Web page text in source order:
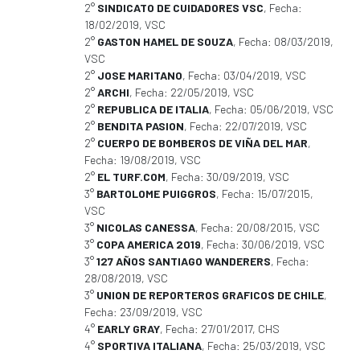
2° SINDICATO DE CUIDADORES VSC, Fecha:
18/02/2019, VSC
2° GASTON HAMEL DE SOUZA, Fecha: 08/03/2019,
VSC
2° JOSE MARITANO, Fecha: 03/04/2019, VSC
2°ARCHI, Fecha: 22/05/2019, VSC
2° REPUBLICA DE ITALIA, Fecha: 05/06/2019, VSC
2° BENDITA PASION, Fecha: 22/07/2019, VSC
2° CUERPO DE BOMBEROS DE VIÑA DEL MAR,
Fecha: 19/08/2019, VSC
2° EL TURF.COM, Fecha: 30/09/2019, VSC
3° BARTOLOME PUIGGROS, Fecha: 15/07/2015,
VSC
3° NICOLAS CANESSA, Fecha: 20/08/2015, VSC
3° COPA AMERICA 2019, Fecha: 30/06/2019, VSC
3°127 AÑOS SANTIAGO WANDERERS, Fecha:
28/08/2019, VSC
3° UNION DE REPORTEROS GRAFICOS DE CHILE,
Fecha: 23/09/2019, VSC
4° EARLY GRAY, Fecha: 27/01/2017, CHS
4° SPORTIVA ITALIANA, Fecha: 25/03/2019, VSC